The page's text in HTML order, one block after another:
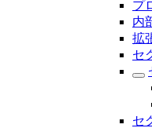
プ
内
拡
セ
セ